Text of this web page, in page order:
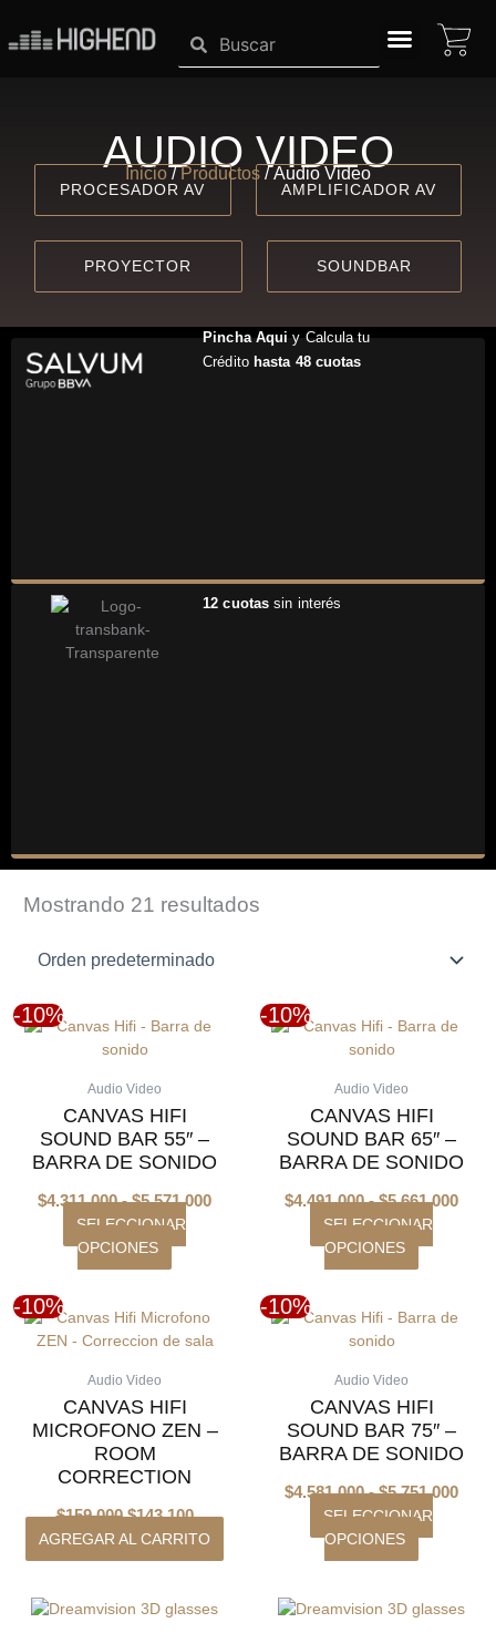
contenido
AUDIO VIDEO
Inicio/Productos / Audio Video
PROCESADOR AV AMPLIFICADOR AV
PROYECTOR SOUNDBAR
Pincha Aquiy Calcula tu
Crédito hasta 48 cuotas
12 cuotas sin interés
Mostrando 21 resultados
-10%
Audio Video
CANVAS HIFI
SOUND BAR 55″ –
BARRA DE SONIDO
$4.311.000 - $5.571.000
Rango
$5.571.000
SELECCIONAR
OPCIONES
Este
producto
múltiples
variantes.
Las
opciones
en
de
producto
-10%
Audio Video
CANVAS HIFI
SOUND BAR 65″ –
BARRA DE SONIDO
$4.491.000 - $5.661.000
SELECCIONAR
OPCIONES
Este
producto
múltiples
variantes.
Las
opciones
en
de
producto
-10%
Audio Video
CANVAS HIFI
MICROFONO ZEN –
ROOM
CORRECTION
$159.000
El
precio
era:
$159.000.
$143.100
El
precio
AGREGAR AL CARRITO
-10%
Audio Video
CANVAS HIFI
SOUND BAR 75″ –
BARRA DE SONIDO
$4.581.000 - $5.751.000
SELECCIONAR
OPCIONES
Este
producto
múltiples
variantes.
Las
opciones
en
de